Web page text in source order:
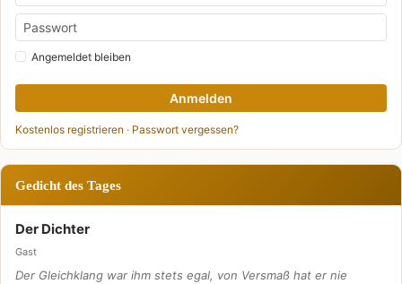
Angemeldet bleiben
Anmelden
Kostenlos registrieren · Passwort vergessen?
Gedicht des Tages
Der Dichter
Gast
Der Gleichklang war ihm stets egal, von Versmaß hat er nie